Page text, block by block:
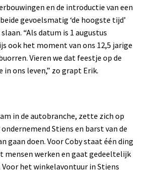
en de introductie van een
gevoelsmatig ‘de hoogste tijd’
“Als datum is 1 augustus
ook het moment van ons 12,5 jarige
Vieren we dat feestje op de
in ons leven,” zo grapt Erik.
in de autobranche, zette zich op
Stiens en barst van de
gaan doen. Voor Coby staat één ding
mensen werken en gaat gedeeltelijk
Voor het winkelavontuur in Stiens